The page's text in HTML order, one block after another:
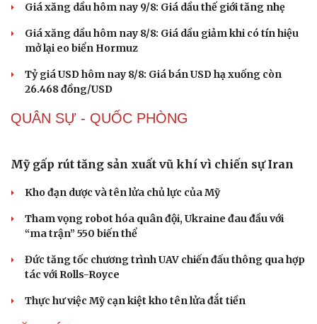
Dinh dưỡng - món ngon
Nhà đẹp
Giá xăng dầu hôm nay 9/8: Giá dầu thế giới tăng nhẹ
Giá xăng dầu hôm nay 8/8: Giá dầu giảm khi có tín hiệu
mở lại eo biển Hormuz
Tỷ giá USD hôm nay 8/8: Giá bán USD hạ xuống còn
26.468 đồng/USD
QUÂN SỰ - QUỐC PHÒNG
Mỹ gấp rút tăng sản xuất vũ khí vì chiến sự Iran
Kho đạn dược và tên lửa chủ lực của Mỹ
Tham vọng robot hóa quân đội, Ukraine đau đầu với
“ma trận” 550 biến thể
Đức tăng tốc chương trình UAV chiến đấu thông qua hợp
tác với Rolls-Royce
Thực hư việc Mỹ cạn kiệt kho tên lửa đắt tiền